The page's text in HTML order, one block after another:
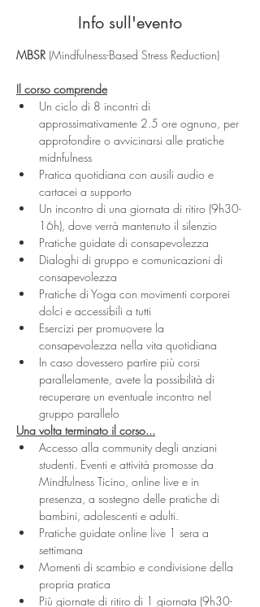
Info sull'evento
MBSR (Mindfulness-Based Stress Reduction)
Il corso comprende
Un ciclo di 8 incontri di
approssimativamente 2.5 ore ognuno, per
approfondire o avvicinarsi alle pratiche
midnfulness
Pratica quotidiana con ausili audio e
cartacei a supporto
Un incontro di una giornata di ritiro (9h30-
16h), dove verrà mantenuto il silenzio
Pratiche guidate di consapevolezza
Dialoghi di gruppo e comunicazioni di
consapevolezza
Pratiche di Yoga con movimenti corporei
dolci e accessibili a tutti
Esercizi per promuovere la
consapevolezza nella vita quotidiana
In caso dovessero partire più corsi
parallelamente, avete la possibilità di
recuperare un eventuale incontro nel
gruppo parallelo
Una volta terminato il corso...
Accesso alla community degli anziani
studenti. Eventi e attività promosse da
Mindfulness Ticino, online live e in
presenza, a sostegno delle pratiche di
bambini, adolescenti e adulti.
Pratiche guidate online live 1 sera a
settimana
Momenti di scambio e condivisione della
propria pratica
Più giornate di ritiro di 1 giornata (9h30-